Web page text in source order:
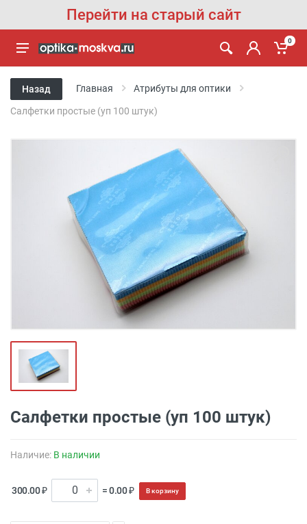
Перейти на старый сайт
0
Назад Главная Атрибуты для оптики
Салфетки простые (уп 100 штук)
Салфетки простые (уп 100 штук)
Наличие: В наличии
300.00 ₽ = 0.00 ₽ В корзину